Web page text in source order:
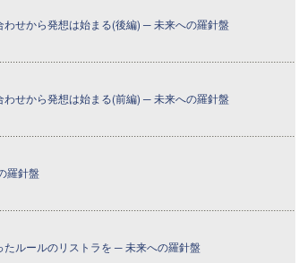
せから発想は始まる(後編) ─ 未来への羅針盤
せから発想は始まる(前編) ─ 未来への羅針盤
羅針盤
ルールのリストラを ─ 未来への羅針盤